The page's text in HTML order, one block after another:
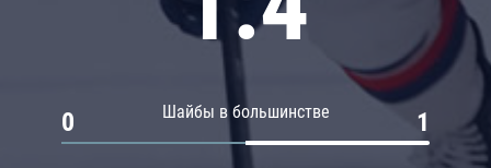
Шайбы в большинстве
0 1